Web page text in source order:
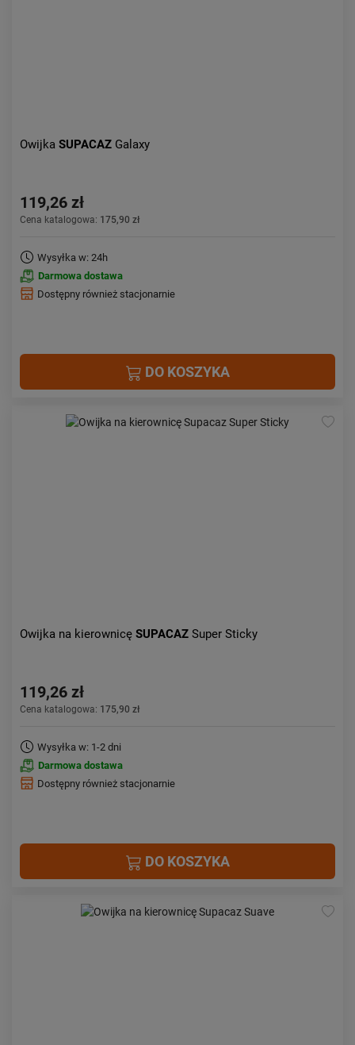
Owijka SUPACAZ Galaxy
119,26 zł
Cena katalogowa: 175,90 zł
Wysyłka w: 24h
Darmowa dostawa
Dostępny również stacjonarnie
DO KOSZYKA
Owijka na kierownicę SUPACAZ Super Sticky
119,26 zł
Cena katalogowa: 175,90 zł
Wysyłka w: 1-2 dni
Darmowa dostawa
Dostępny również stacjonarnie
DO KOSZYKA